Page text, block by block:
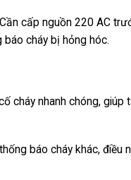
cấp nguồn 220 AC
cháy bị hỏng hóc.
cháy nhanh chóng, giúp
báo cháy khác, điều